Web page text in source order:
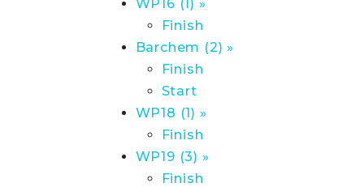
WP16 (1) »
Finish
Barchem (2) »
Finish
Start
WP18 (1) »
Finish
WP19 (3) »
Finish